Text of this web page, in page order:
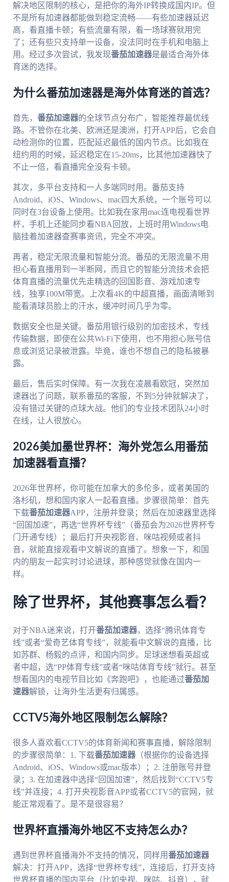
解决地区限制的核心，是把你的海外IP转换成国内IP。但
不是所有加速器都能做到稳定流畅——有些加速器延迟
高，看直播卡顿；有些流量有限，看一场球赛就用完
了；还有些只支持单一设备，没法同时在手机和电脑上
用。经过多次尝试，我发现番茄加速器是最适合海外体
育迷的选择。
为什么番茄加速器是海外体育迷的首选？
首先， 番茄加速器的全球节点分布广，智能推荐最优线
路。不管你在北美、欧洲还是澳洲，打开APP后，它会自
动检测你的位置，匹配延迟最低的国内节点。比如我在
纽约用的时候，延迟稳定在15-20ms，比其他加速器快了
不止一倍，看直播完全没有卡顿。
其次，多平台支持和一人多端同时用。番茄支持
Android、iOS、Windows、mac四大系统，一个账号可以
同时在3台设备上使用。比如我在家用mac连电视看世界
杯，手机上还能同步看NBA回放，上班时用Windows电
脑挂着加速器查赛事资讯，完全不冲突。
再者，稳定无限流量和智能分流。番茄的无限流量不用
担心看直播用到一半断网，而且它的智能分流技术会把
体育直播的流量优先走精选的回国影音、游戏加速专
线，独享100M带宽。上次看4K的中超直播，画面清晰到
能看清球员脸上的汗水，缓冲时间几乎为零。
数据安全也是关键。番茄用银行级别的加密技术，专线
传输数据，即使在公共Wi-Fi下使用，也不用担心账号信
息或浏览记录被泄露。毕竟，谁也不想自己的隐私被暴
露。
最后，售后实时保障。有一次我在凌晨看欧冠，突然加
速器出了问题，联系番茄的客服，不到5分钟就解决了，
没有错过关键的点球大战。他们的专业技术团队24小时
在线，让人很放心。
2026美加墨世界杯：海外党怎么用番茄
加速器看直播？
2026年世界杯，你可能在加拿大的多伦多，或者美国的
洛杉矶，想和国内家人一起看直播。步骤很简单：首先
下载番茄加速器APP，注册并登录；然后在加速器里选择
“回国加速”，再选“世界杯专线”（番茄会为2026世界杯专
门开通专线）；最后打开央视影音、咪咕视频或者抖
音，就能直接观看中文解说的直播了。想象一下，和国
内的朋友一起实时讨论进球，那种感觉就像在国内一
样。
除了世界杯，其他赛事怎么看？
对于NBA迷来说，打开番茄加速器，选择“腾讯体育专
线”或者“爱奇艺体育专线”，就能看中文解说的直播，比
如苏群、杨毅的点评，和国内同步。足球迷想看英超或
者中超，选“PP体育专线”或者“咪咕体育专线”就行。甚至
想看国内的电视节目比如《奔跑吧》，也能通过番茄加
速器解锁，让海外生活更有归属感。
CCTV5海外地区限制怎么解除？
很多人喜欢看CCTV5的体育新闻和赛事直播，解除限制
的步骤很简单：1. 下载番茄加速器（根据你的设备选择
Android、iOS、Windows或mac版本）；2. 注册账号并登
录；3. 在加速器中选择“回国加速”，然后找到“CCTV5专
线”并连接；4. 打开央视影音APP或者CCTV5的官网，就
能正常观看了。是不是很容易？
世界杯直播海外地区不支持怎么办？
遇到世界杯直播海外不支持的情况，同样用番茄加速器
解决：打开APP，选择“世界杯专线”，连接后，打开支持
世界杯直播的国内平台（比如央视、咪咕、抖音），就